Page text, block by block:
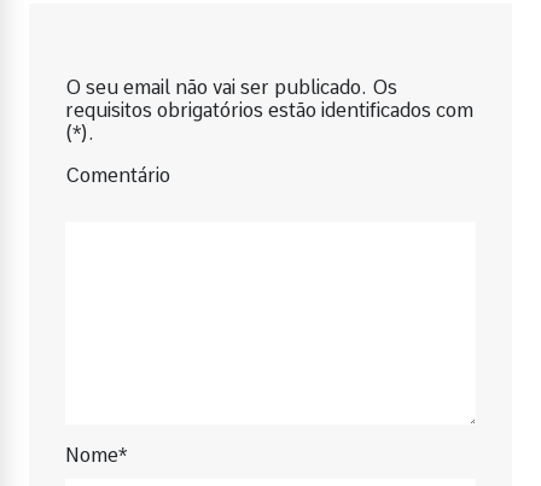
O seu email não vai ser publicado. Os
requisitos obrigatórios estão identificados com
(*).
Comentário
Nome*